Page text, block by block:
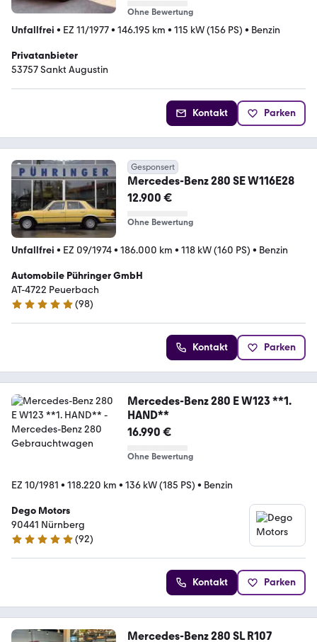
Ohne Bewertung
Unfallfrei • EZ 11/1977• 146.195 km • 115 kW (156 PS) • Benzin
Privatanbieter
53757 Sankt Augustin
Kontakt Parken
Gesponsert
Mercedes-Benz 280 SE W116E28
12.900 €
Ohne Bewertung
Unfallfrei • EZ 09/1974• 186.000 km • 118 kW (160 PS) • Benzin
Automobile Pühringer GmbH
AT-4722 Peuerbach
5 Sterne
(98)
Kontakt Parken
Mercedes-Benz 280 E W123 **1.
HAND**
16.990 €
Ohne Bewertung
EZ 10/1981 • 118.220 km • 136 kW (185 PS) • Benzin
Dego Motors
90441 Nürnberg
4.9 Sterne
(92)
Kontakt Parken
Mercedes-Benz 280 SL R107